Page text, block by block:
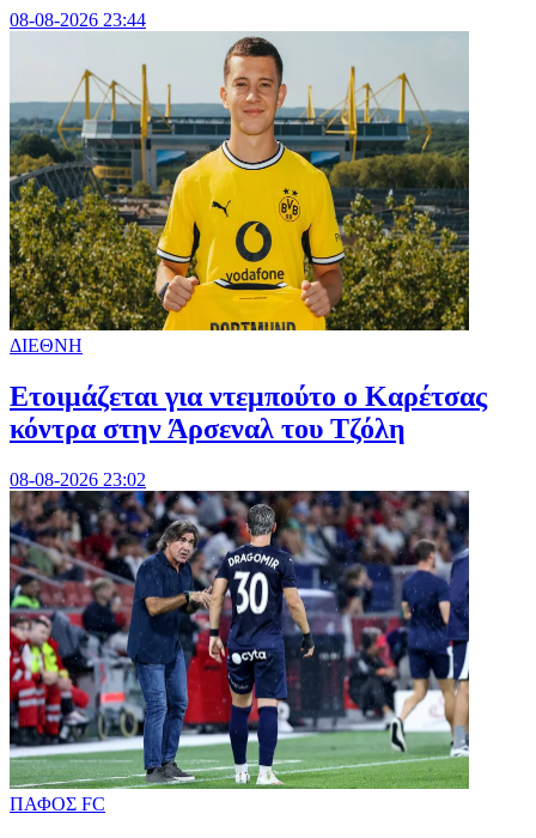
08-08-2026 23:44
ΔΙΕΘΝΗ
Ετοιμάζεται για ντεμπούτο ο Καρέτσας
κόντρα στην Άρσεναλ του Τζόλη
08-08-2026 23:02
ΠΑΦΟΣ FC